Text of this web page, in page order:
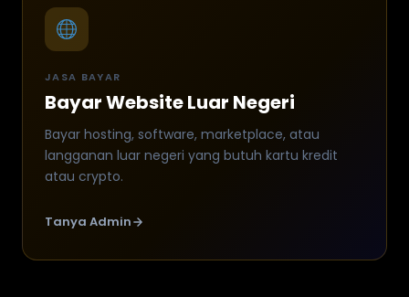
JASA BAYAR
Bayar Website Luar Negeri
Bayar hosting, software, marketplace, atau
langganan luar negeri yang butuh kartu kredit
atau crypto.
Tanya Admin